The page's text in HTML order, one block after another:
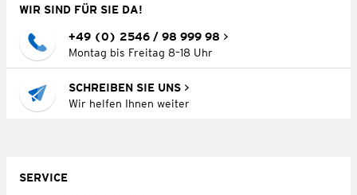
WIR SIND FÜR SIE DA!
+49 (0) 2546 / 98 999 98
Montag bis Freitag 8–18 Uhr
SCHREIBEN SIE UNS
Wir helfen Ihnen weiter
SERVICE